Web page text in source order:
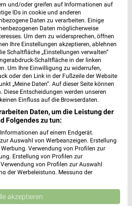
km
Sconto Möbel
Angebote ab 15.07.
Höffner
und/oder greifen auf Informationen auf
IDs in cookie und anderen
Daten zu verarbeiten. Einige
Daten möglicherweise
Um dem zu widersprechen, öffnen
Ihre Einstellungen akzeptieren, ablehnen
Schaltfläche „Einstellungen verwalten“
Schaltfläche in der linken
Um Ihre Einwilligung zu widerrufen,
oder den Link in der Fußzeile der Website
„Meine Daten“. Auf dieser Seite können
Diese Entscheidungen werden unseren
Einfluss auf die Browserdaten.
Daten, um die Leistung der
Folgendes zu tun:
auf einem Endgerät.
Auswahl von Werbeanzeigen. Erstellung
Verwendung von Profilen zur
Erstellung von Profilen zur
von Profilen zur Auswahl
der Werbeleistung. Messung der
Quellen. Entwicklung und
reduzierter Daten zur Auswahl
akzeptieren